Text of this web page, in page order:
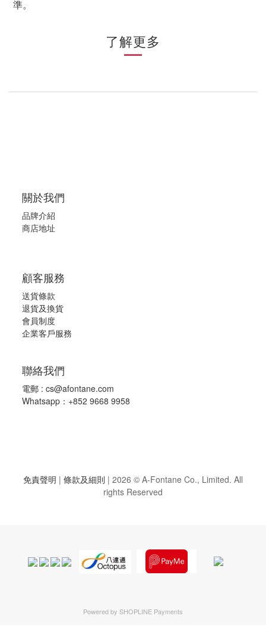
準。
了解更多
關於我們
品牌介紹
商店地址
顧客服務
送貨條款
退貨及換貨
會員制度
企業客戶服務
聯絡我們
電郵 : cs@afontane.com
Whatsapp：+852 9668 9958
免責聲明 | 條款及細則 | 2026 © A-Fontane Co., Limited. All
rights Reserved
Powered by SHOPLINE Payments